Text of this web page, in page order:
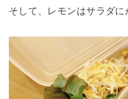
そして、レモンはサラダに